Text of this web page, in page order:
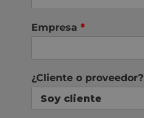
Empresa *
¿Cliente o proveedor?